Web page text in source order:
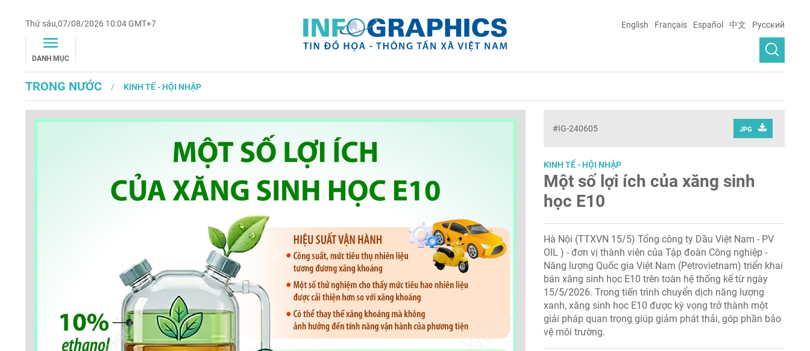
Thứ sáu,07/08/2026 10:04 GMT+7
DANH MỤC
English Français Español 中文 Русский
TRONG NƯỚC KINH TẾ - HỘI NHẬP
#IG-240605 JPG
KINH TẾ - HỘI NHẬP
Một số lợi ích của xăng sinh
học E10
Hà Nội (TTXVN 15/5) Tổng công ty Dầu Việt Nam - PV
OIL ) - đơn vị thành viên của Tập đoàn Công nghiệp -
Năng lượng Quốc gia Việt Nam (Petrovietnam) triển khai
bán xăng sinh học E10 trên toàn hệ thống kể từ ngày
15/5/2026. Trong tiến trình chuyển dịch năng lượng
xanh, xăng sinh học E10 được kỳ vọng trở thành một
giải pháp quan trọng giúp giảm phát thải, góp phần bảo
vệ môi trường.